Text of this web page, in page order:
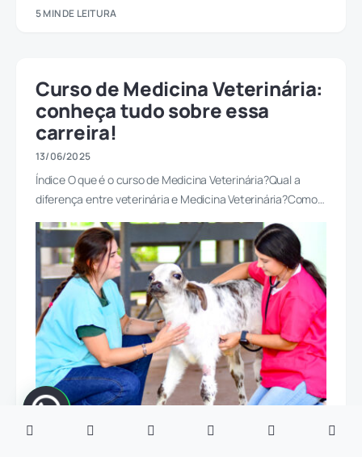
5 MIN DE LEITURA
Curso de Medicina Veterinária:
conheça tudo sobre essa
carreira!
13/06/2025
Índice O que é o curso de Medicina Veterinária?Qual a
diferença entre veterinária e Medicina Veterinária?Como…